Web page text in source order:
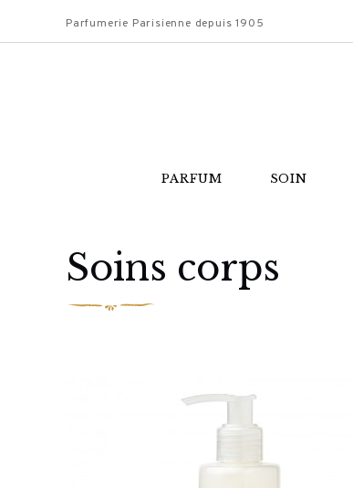
Parfumerie Parisienne depuis 1905
PARFUM SOIN
Soins corps